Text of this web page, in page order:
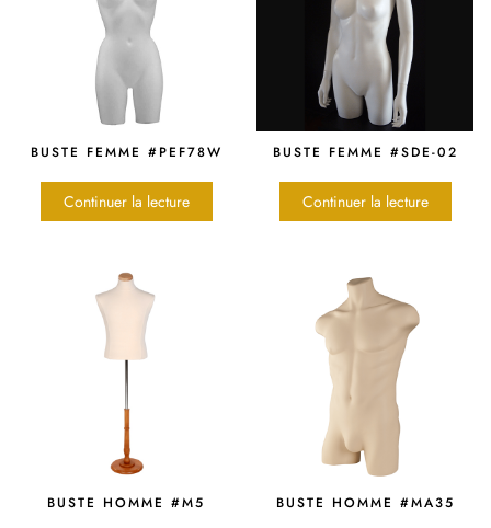
BUSTE FEMME #PEF78W
Continuer la lecture
BUSTE FEMME #SDE-02
Continuer la lecture
BUSTE HOMME #M5 BUSTE HOMME #MA35